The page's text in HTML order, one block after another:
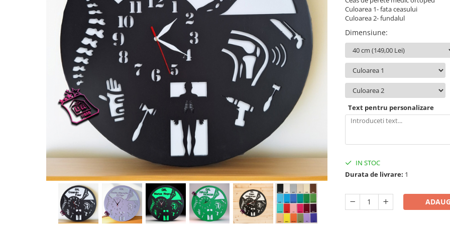
Rame foto nanuți
Rame foto hobby
Rame foto mamă
Rame foto meserii
Rame foto pentru ecografie
Rame foto personalizate
Ceasuri cu rama foto
Ceasuri de perete animalute
Ceasuri evenimente
Culoarea 1- fata ceasului
Culoarea 2- fundalul
Dimensiune:
Text pentru personalizare
IN STOC
Durata de livrare: 1